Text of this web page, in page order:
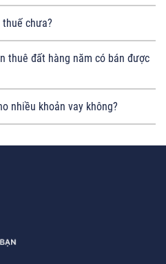
chưa?
thuê đất hàng năm có bán được
nhiều khoản vay không?